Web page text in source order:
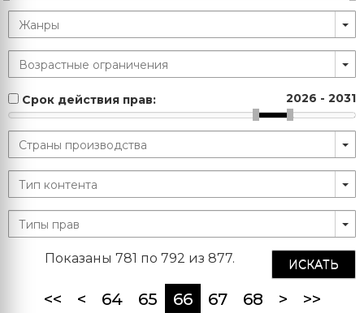
Срок действия прав: 2026 - 2031
ИСКАТЬ
Показаны 781 по 792 из 877.
<< < 64 65 66(current)
67 68 > >>